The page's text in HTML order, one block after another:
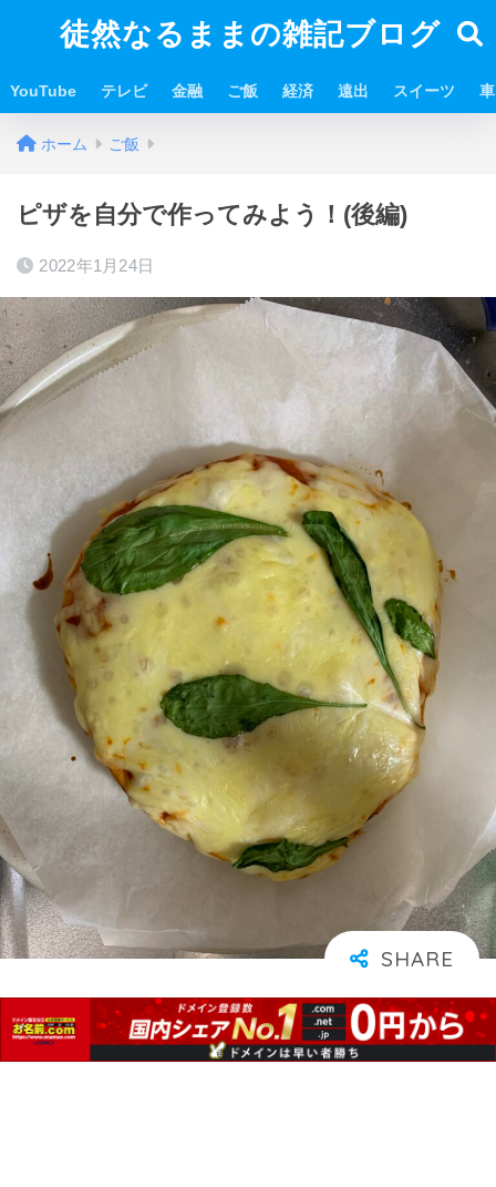
徒然なるままの雑記ブログ
YouTube テレビ 金融 ご飯 経済 遠出 スイーツ 車
ホーム ご飯
ピザを自分で作ってみよう！(後編)
2022年1月24日